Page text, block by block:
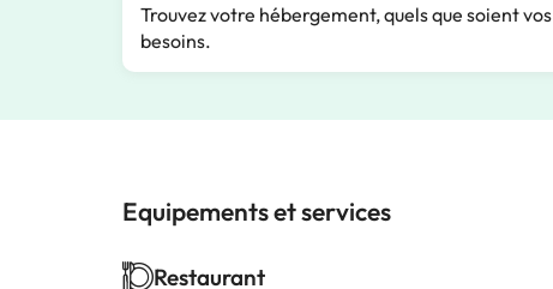
Trouvez votre hébergement, quels que soient vos
besoins.
Equipements et services
Restaurant